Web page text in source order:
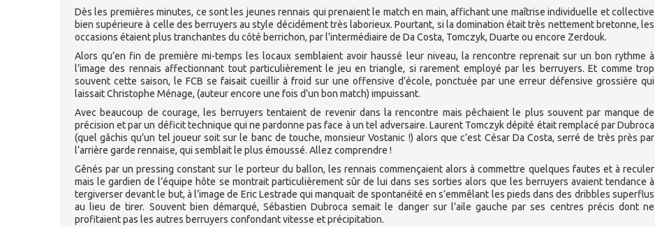
Dès les premières minutes, ce sont les jeunes rennais qui prenaient le match en main, affichant une maîtrise individuelle et collective
bien supérieure à celle des berruyers au style décidément très laborieux. Pourtant, si la domination était très nettement bretonne, les
occasions étaient plus tranchantes du côté berrichon, par l’intermédiaire de Da Costa, Tomczyk, Duarte ou encore Zerdouk.
Alors qu’en fin de première mi-temps les locaux semblaient avoir haussé leur niveau, la rencontre reprenait sur un bon rythme à
l’image des rennais affectionnant tout particulièrement le jeu en triangle, si rarement employé par les berruyers. Et comme trop
souvent cette saison, le FCB se faisait cueillir à froid sur une offensive d’école, ponctuée par une erreur défensive grossière qui
laissait Christophe Ménage, (auteur encore une fois d’un bon match) impuissant.
Avec beaucoup de courage, les berruyers tentaient de revenir dans la rencontre mais pêchaient le plus souvent par manque de
précision et par un déficit technique qui ne pardonne pas face à un tel adversaire. Laurent Tomczyk dépité était remplacé par Dubroca
(quel gâchis qu’un tel joueur soit sur le banc de touche, monsieur Vostanic !) alors que c’est César Da Costa, serré de très près par
l’arrière garde rennaise, qui semblait le plus émoussé. Allez comprendre !
Gênés par un pressing constant sur le porteur du ballon, les rennais commençaient alors à commettre quelques fautes et à reculer
mais le gardien de l’équipe hôte se montrait particulièrement sûr de lui dans ses sorties alors que les berruyers avaient tendance à
tergiverser devant le but, à l’image de Eric Lestrade qui manquait de spontanéité en s’emmêlant les pieds dans des dribbles superflus
au lieu de tirer. Souvent bien démarqué, Sébastien Dubroca semait le danger sur l’aile gauche par ses centres précis dont ne
profitaient pas les autres berruyers confondant vitesse et précipitation.